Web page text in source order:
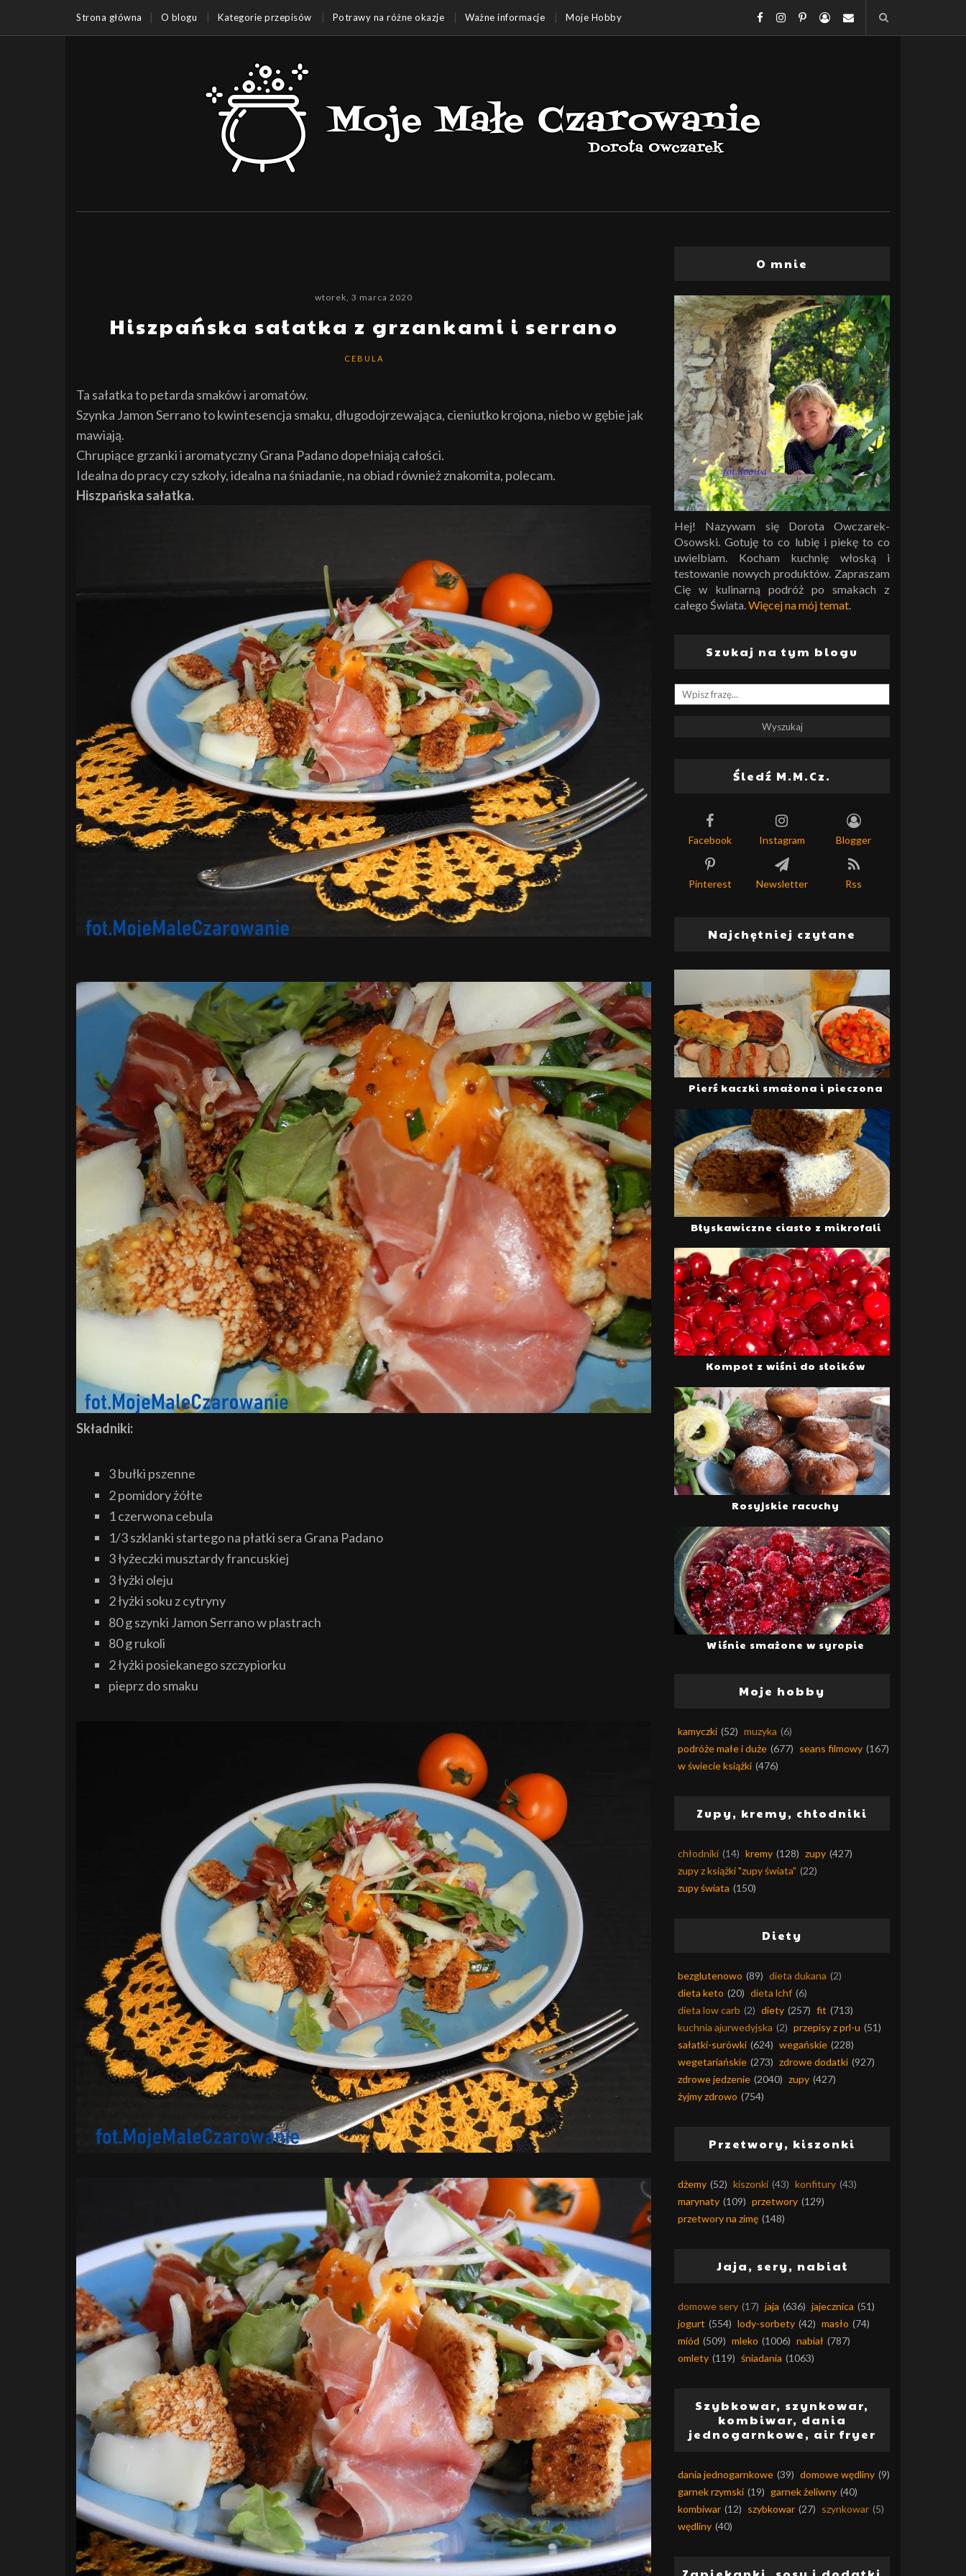
Strona główna O blogu Kategorie przepisów Potrawy na różne okazje Ważne informacje Moje Hobby
wtorek, 3 marca 2020
Hiszpańska sałatka z grzankami i serrano
CEBULA
Ta sałatka to petarda smaków i aromatów.
Szynka Jamon Serrano to kwintesencja smaku, długodojrzewająca, cieniutko krojona, niebo w gębie jak
mawiają.
Chrupiące grzanki i aromatyczny Grana Padano dopełniają całości.
Idealna do pracy czy szkoły, idealna na śniadanie, na obiad również znakomita, polecam.
Hiszpańska sałatka.
Składniki:
3 bułki pszenne
2 pomidory żółte
1 czerwona cebula
1/3 szklanki startego na płatki sera Grana Padano
3 łyżeczki musztardy francuskiej
3 łyżki oleju
2 łyżki soku z cytryny
80 g szynki Jamon Serrano w plastrach
80 g rukoli
2 łyżki posiekanego szczypiorku
pieprz do smaku
O mnie
Hej! Nazywam się Dorota Owczarek-
Osowski. Gotuję to co lubię i piekę to co
uwielbiam. Kocham kuchnię włoską i
testowanie nowych produktów. Zapraszam
Cię w kulinarną podróż po smakach z
całego Świata.Więcej na mój temat.
Szukaj na tym blogu
Śledź M.M.Cz.
Facebook Instagram Blogger
Pinterest Newsletter Rss
Najchętniej czytane
Pierś kaczki smażona i pieczona
Błyskawiczne ciasto z mikrofali
Kompot z wiśni do słoików
Rosyjskie racuchy
Wiśnie smażone w syropie
Moje hobby
kamyczki (52) muzyka (6)
podróże małe i duże (677) seans filmowy (167)
w świecie książki (476)
Zupy, kremy, chłodniki
chłodniki (14) kremy (128) zupy (427)
zupy z książki "zupy świata" (22)
zupy świata (150)
Diety
bezglutenowo (89) dieta dukana (2)
dieta keto (20) dieta lchf (6)
dieta low carb (2) diety (257) fit (713)
kuchnia ajurwedyjska (2) przepisy z prl-u (51)
sałatki-surówki (624) wegańskie (228)
wegetariańskie (273) zdrowe dodatki (927)
zdrowe jedzenie (2040) zupy (427)
żyjmy zdrowo (754)
Przetwory, kiszonki
dżemy (52) kiszonki (43) konfitury (43)
marynaty (109) przetwory (129)
przetwory na zimę (148)
Jaja, sery, nabiał
domowe sery (17) jaja (636) jajecznica (51)
jogurt (554) lody-sorbety (42) masło (74)
miód (509) mleko (1006) nabiał (787)
omlety (119) śniadania (1063)
Szybkowar, szynkowar,
kombiwar, dania
jednogarnkowe, air fryer
dania jednogarnkowe (39) domowe wędliny (9)
garnek rzymski (19) garnek żeliwny (40)
kombiwar (12) szybkowar (27) szynkowar (5)
wędliny (40)